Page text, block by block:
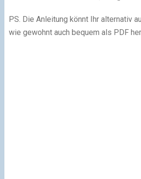
PS. Die Anleitung könnt Ihr alternativ
wie gewohnt auch bequem als PDF